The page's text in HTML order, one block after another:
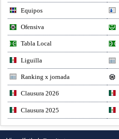
Equipos
Ofensiva
Tabla Local
Liguilla
Ranking x jornada
Clausura 2026
Clausura 2025